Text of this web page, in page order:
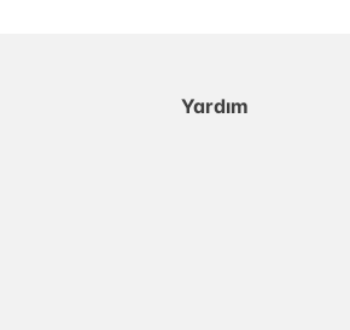
Yardım